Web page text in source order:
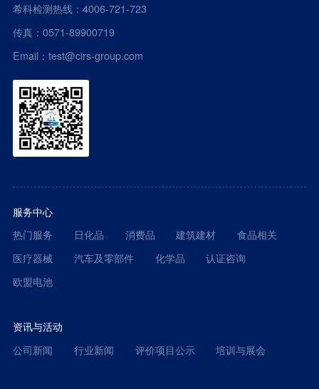
希科检测热线：4006-721-723
传真：0571-89900719
Email：test@cirs-group.com
服务中心
热门服务
日化品 消费品 建筑建材
食品相关
医疗器械
汽车及零部件 化学品
认证咨询
欧盟电池
资讯与活动
公司新闻
行业新闻 评价项目公示 培训与展会